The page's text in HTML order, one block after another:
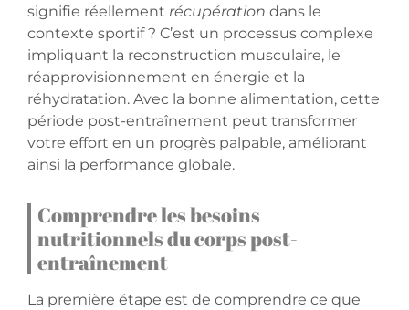
signifie réellement récupération dans le
contexte sportif ? C’est un processus complexe
impliquant la reconstruction musculaire, le
réapprovisionnement en énergie et la
réhydratation. Avec la bonne alimentation, cette
période post-entraînement peut transformer
votre effort en un progrès palpable, améliorant
ainsi la performance globale.
Comprendre les besoins
nutritionnels du corps post-
entraînement
La première étape est de comprendre ce que